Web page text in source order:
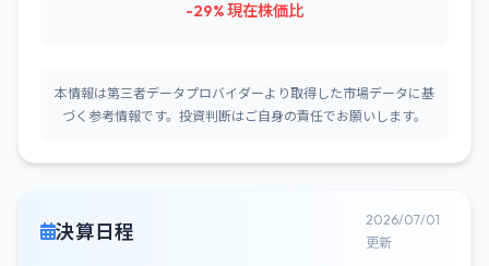
-29% 現在株価比
本情報は第三者データプロバイダーより取得した市場データに基
づく参考情報です。投資判断はご自身の責任でお願いします。
決算日程
2026/07/01
更新